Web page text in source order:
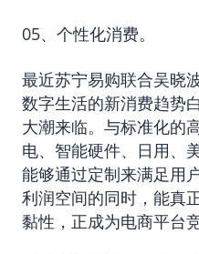
05、个性化消费。
最近苏宁易购联合吴晓
数字生活的新消费趋势
大潮来临。与标准化的
电、智能硬件、日用、
能够通过定制来满足用
利润空间的同时，能真
黏性，正成为电商平台